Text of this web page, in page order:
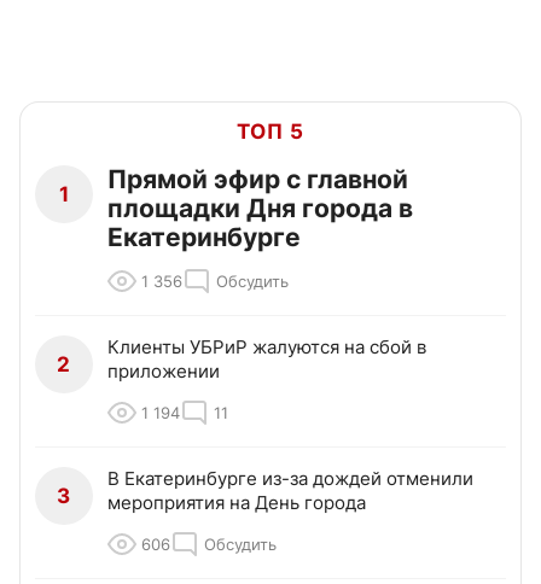
ТОП 5
1
Прямой эфир с главной
площадки Дня города в
Екатеринбурге
1 356 Обсудить
2
Клиенты УБРиР жалуются на сбой в
приложении
1 194 11
3
В Екатеринбурге из-за дождей отменили
мероприятия на День города
606 Обсудить